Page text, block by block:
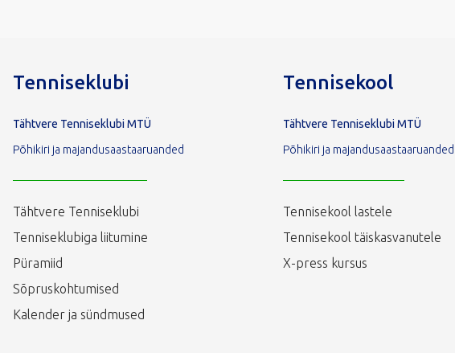
Tenniseklubi
Tähtvere Tenniseklubi MTÜ
Põhikiri ja majandusaastaaruanded
Tähtvere Tenniseklubi
Tenniseklubiga liitumine
Püramiid
Sõpruskohtumised
Kalender ja sündmused
Tennisekool
Tähtvere Tenniseklubi MTÜ
Põhikiri ja majandusaastaaruanded
Tennisekool lastele
Tennisekool täiskasvanutele
X-press kursus